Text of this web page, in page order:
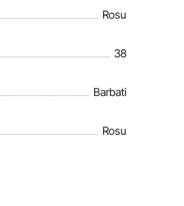
Rosu
38
Barbati
Rosu